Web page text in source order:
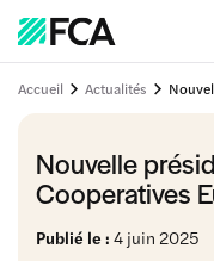
Accueil Actualités
Nouvelle
Cooperatives
Publié le : 4 juin 2025